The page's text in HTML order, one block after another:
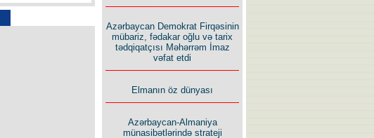
Azərbaycan Demokrat Firqəsinin
mübariz, fədakar oğlu və tarix
tədqiqatçısı Məhərrəm İmaz
vəfat etdi
Elmanın öz dünyası
Azərbaycan-Almaniya
münasibətlərində strateji